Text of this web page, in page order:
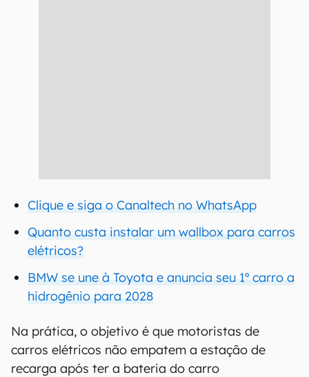
Clique e siga o Canaltech no WhatsApp
Quanto custa instalar um wallbox para carros
elétricos?
BMW se une à Toyota e anuncia seu 1º carro a
hidrogênio para 2028
Na prática, o objetivo é que motoristas de
carros elétricos não empatem a estação de
recarga após ter a bateria do carro